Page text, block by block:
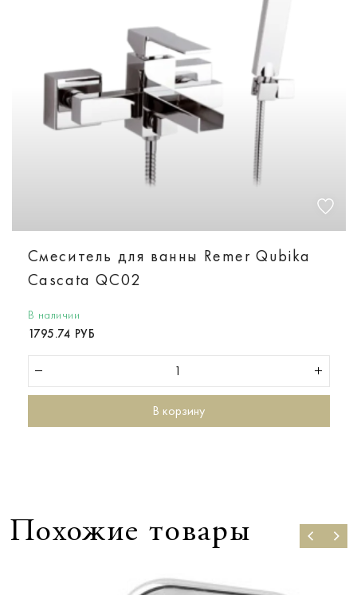
Смеситель для ванны Remer Qubika
Cascata QC02
В наличии
1795.74 РУБ
В корзину
Похожие товары